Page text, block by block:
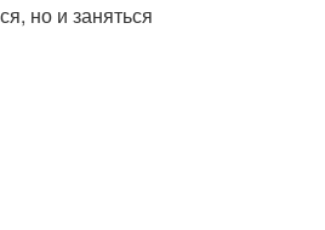
но и заняться